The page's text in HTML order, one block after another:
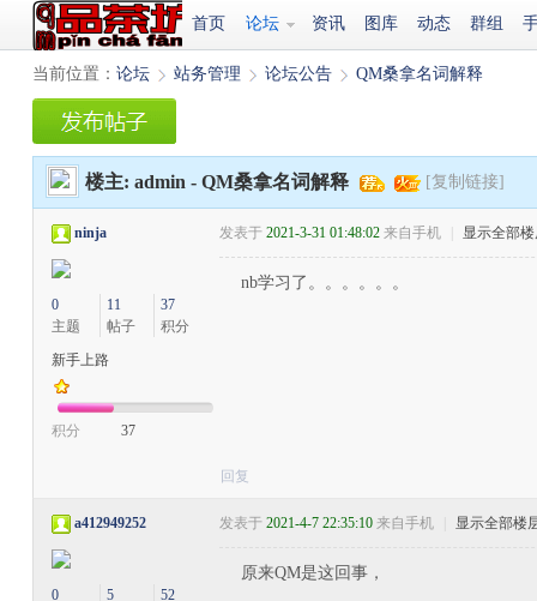
首页 论坛 资讯 图库 动态 群组
当前位置： 论坛
›
站务管理
›
论坛公告
›
QM桑拿名词解释
楼主: admin - QM桑拿名词解释 [复制链接]
ninja
0
主题
11
帖子
37
积分
新手上路
积分 37
发表于 2021-3-31 01:48:02 来自手机 显示全部
nb学习了。。。。。。
回复
a412949252
0
5
52
发表于 2021-4-7 22:35:10 来自手机 显示全部楼
原来QM是这回事，